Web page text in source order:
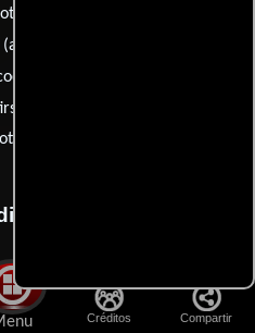
Créditos Compartir
Terry Liebling),
New York (as Elaine
aid) y
(u))
Pictures